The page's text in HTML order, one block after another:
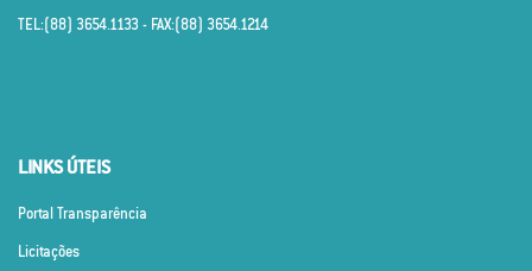
TEL:(88) 3654.1133 - FAX:(88) 3654.1214
LINKS ÚTEIS
Portal Transparência
Licitações